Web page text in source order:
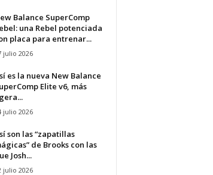
Balance SuperComp
una Rebel potenciada
placa para entrenar...
julio 2026
es la nueva New Balance
Elite v6, más
julio 2026
son las “zapatillas
de Brooks con las
Josh...
julio 2026